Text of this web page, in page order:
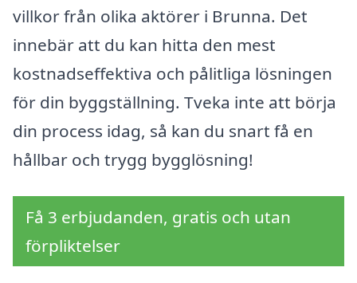
villkor från olika aktörer i Brunna. Det
innebär att du kan hitta den mest
kostnadseffektiva och pålitliga lösningen
för din byggställning. Tveka inte att börja
din process idag, så kan du snart få en
hållbar och trygg bygglösning!
Få 3 erbjudanden, gratis och utan
förpliktelser